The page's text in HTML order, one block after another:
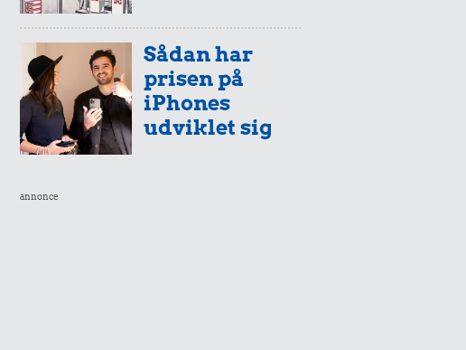
Sådan har
prisen på
iPhones
udviklet sig
annonce